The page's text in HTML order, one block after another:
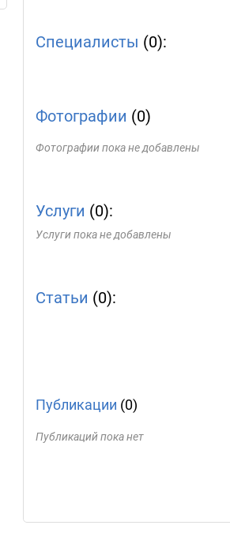
Специалисты (0):
Фотографии (0)
Фотографии пока не добавлены
Услуги (0):
Услуги пока не добавлены
Статьи (0):
Публикации (0)
Публикаций пока нет